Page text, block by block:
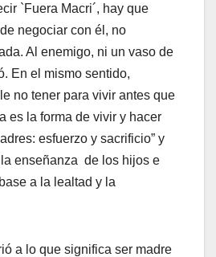
`Fuera Macri´, hay que
negociar con él, no
Al enemigo, ni un vaso de
En el mismo sentido,
no tener para vivir antes que
es la forma de vivir y hacer
esfuerzo y sacrificio” y
enseñanza de los hijos e
a la lealtad y la
a lo que significa ser madre